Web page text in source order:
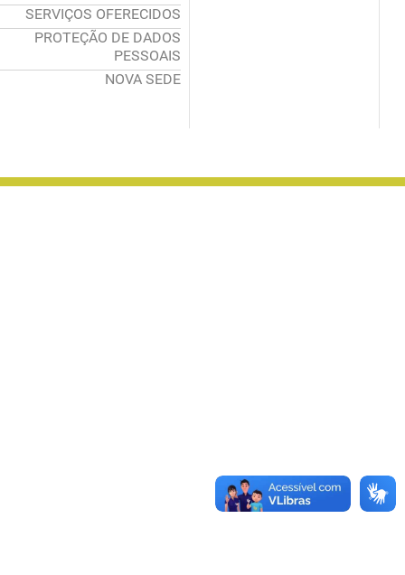
SERVIÇOS OFERECIDOS
PROTEÇÃO DE DADOS
PESSOAIS
NOVA SEDE